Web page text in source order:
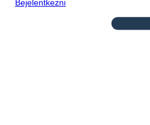
Bejelentkezni